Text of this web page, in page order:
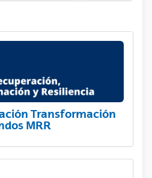
Transformación
MRR